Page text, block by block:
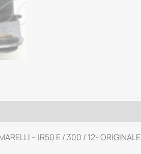
– IR50 E / 300 / 12- ORIGINALE